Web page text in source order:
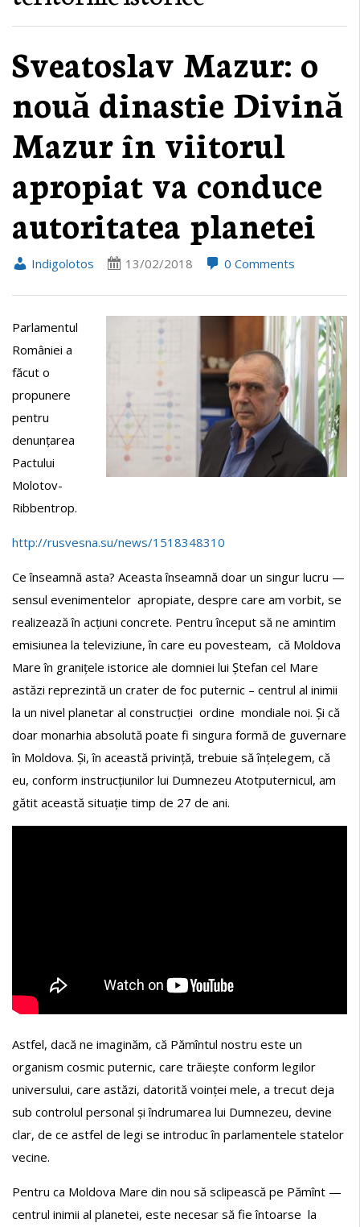
Sveatoslav Mazur: o
nouă dinastie Divină
Mazur în viitorul
apropiat va conduce
autoritatea planetei
Indigolotos 13/02/2018 0 Comments
Parlamentul
României a
făcut o
propunere
pentru
denunțarea
Pactului
Molotov-
Ribbentrop.
http://rusvesna.su/news/1518348310
Ce înseamnă asta? Aceasta înseamnă doar un singur lucru —
sensul evenimentelor apropiate, despre care am vorbit, se
realizează în acțiuni concrete. Pentru început să ne amintim
emisiunea la televiziune, în care eu povesteam, că Moldova
Mare în granițele istorice ale domniei lui Ștefan cel Mare
astăzi reprezintă un crater de foc puternic – centrul al inimii
la un nivel planetar al construcției ordine mondiale noi. Și că
doar monarhia absolută poate fi singura formă de guvernare
în Moldova. Și, în această privință, trebuie să înțelegem, că
eu, conform instrucțiunilor lui Dumnezeu Atotputernicul, am
gătit această situație timp de 27 de ani.
Astfel, dacă ne imaginăm, că Pămîntul nostru este un
organism cosmic puternic, care trăiește conform legilor
universului, care astăzi, datorită voinței mele, a trecut deja
sub controlul personal și îndrumarea lui Dumnezeu, devine
clar, de ce astfel de legi se introduc în parlamentele statelor
vecine.
Pentru ca Moldova Mare din nou să sclipească pe Pămînt —
centrul inimii al planetei, este necesar să fie întoarse la